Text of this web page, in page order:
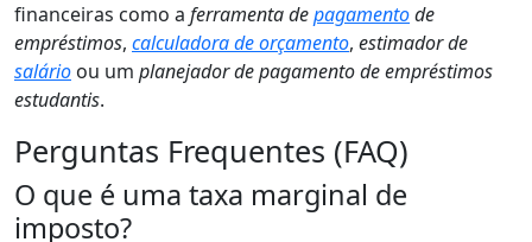
financeiras como a ferramenta depagamentode
empréstimos, calculadora de orçamento, estimador de
salário ou um planejador de pagamento de empréstimos
estudantis.
Perguntas Frequentes (FAQ)
O que é uma taxa marginal de
imposto?